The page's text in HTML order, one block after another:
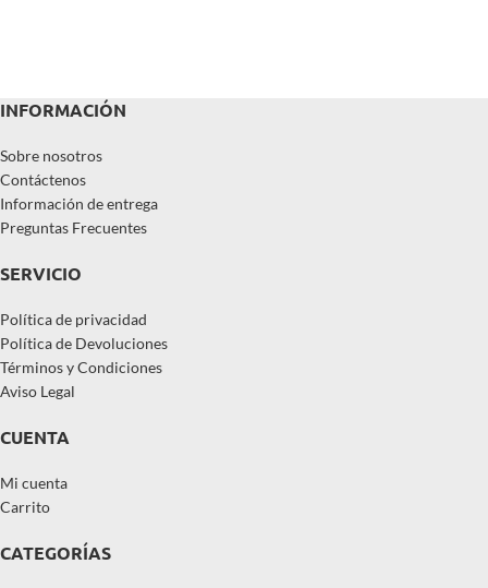
INFORMACIÓN
Sobre nosotros
Contáctenos
Información de entrega
Preguntas Frecuentes
SERVICIO
Política de privacidad
Política de Devoluciones
Términos y Condiciones
Aviso Legal
CUENTA
Mi cuenta
Carrito
CATEGORÍAS